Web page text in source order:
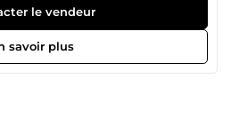
pour vous : 🎨 Logo
💌 Invitation mariage,
Visuels pour Facebook,
📄 Flyer et supports de
le vendeur
savoir plus